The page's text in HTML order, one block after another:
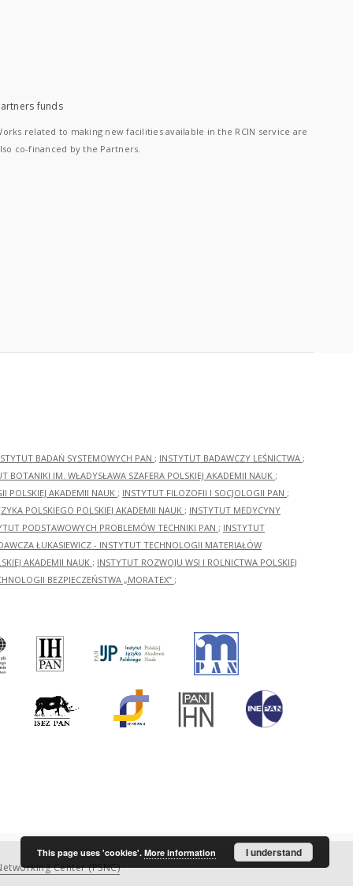
funds
related to making new facilities available in the RCIN service are
co-financed by the Partners.
BADAŃ SYSTEMOWYCH PAN ; INSTYTUT BADAWCZY LEŚNICTWA ;
BOTANIKI IM. WŁADYSŁAWA SZAFERA POLSKIEJ AKADEMII NAUK ;
POLSKIEJ AKADEMII NAUK ; INSTYTUT FILOZOFII I SOCJOLOGII PAN ;
POLSKIEGO POLSKIEJ AKADEMII NAUK ; INSTYTUT MEDYCYNY
PODSTAWOWYCH PROBLEMÓW TECHNIKI PAN ; INSTYTUT
ŁUKASIEWICZ - INSTYTUT TECHNOLOGII MATERIAŁÓW
AKADEMII NAUK ; INSTYTUT ROZWOJU WSI I ROLNICTWA POLSKIEJ
BEZPIECZEŃSTWA „MORATEX” ;
Center (PSNC)
This page uses 'cookies'. More information I understand